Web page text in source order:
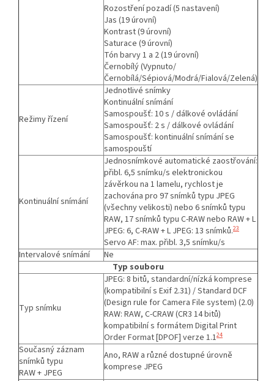
Rozostření pozadí (5 nastavení)
Jas (19 úrovní)
Kontrast (9 úrovní)
Saturace (9 úrovní)
Tón barvy 1 a 2 (19 úrovní)
Černobílý (Vypnuto/
Černobílá/Sépiová/Modrá/Fialová/Zelená)
Režimy řízení
Jednotlivé snímky
Kontinuální snímání
Samospoušť: 10 s / dálkové ovládání
Samospoušť: 2 s / dálkové ovládání
Samospoušť: kontinuální snímání se
samospouští
Kontinuální snímání
Jednosnímkové automatické zaostřování:
přibl. 6,5 snímku/s elektronickou
závěrkou na 1 lamelu, rychlost je
zachována pro 97 snímků typu JPEG
(všechny velikosti) nebo 6 snímků typu
RAW, 17 snímků typu C-RAW nebo RAW + L
JPEG: 6, C-RAW + L JPEG: 13 snímků.23
Servo AF: max. přibl. 3,5 snímku/s
Intervalové snímání
Ne
Typ souboru
Typ snímku
JPEG: 8 bitů, standardní/nízká komprese
(kompatibilní s Exif 2.31) / Standard DCF
(Design rule for Camera File system) (2.0)
RAW: RAW, C-CRAW (CR3 14 bitů)
kompatibilní s formátem Digital Print
Order Format [DPOF] verze 1.124
Současný záznam
snímků typu
RAW + JPEG
Ano, RAW a různé dostupné úrovně
komprese JPEG